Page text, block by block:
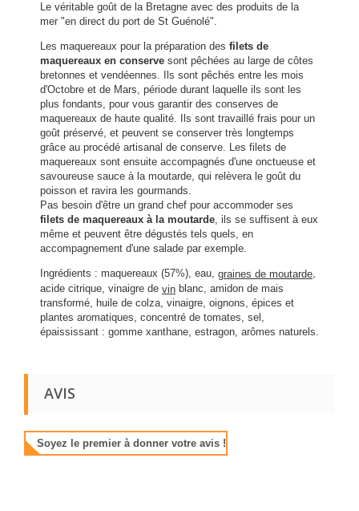
Le véritable goût de la Bretagne avec des produits de la
mer "en direct du port de St Guénolé".
Les maquereaux pour la préparation des filets de
maquereaux en conserve sont pêchées au large de côtes
bretonnes et vendéennes. Ils sont pêchés entre les mois
d'Octobre et de Mars, période durant laquelle ils sont les
plus fondants, pour vous garantir des conserves de
maquereaux de haute qualité. Ils sont travaillé frais pour un
goût préservé, et peuvent se conserver très longtemps
grâce au procédé artisanal de conserve. Les filets de
maquereaux sont ensuite accompagnés d'une onctueuse et
savoureuse sauce à la moutarde, qui relèvera le goût du
poisson et ravira les gourmands.
Pas besoin d'être un grand chef pour accommoder ses
filets de maquereaux à la moutarde, ils se suffisent à eux
même et peuvent être dégustés tels quels, en
accompagnement d'une salade par exemple.
Ingrédients : maquereaux (57%), eau, graines de moutarde,
acide citrique, vinaigre de vin blanc, amidon de mais
transformé, huile de colza, vinaigre, oignons, épices et
plantes aromatiques, concentré de tomates, sel,
épaississant : gomme xanthane, estragon, arômes naturels.
AVIS
Soyez le premier à donner votre avis !